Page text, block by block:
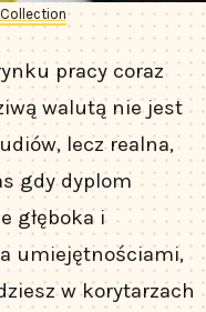
Collection
pracy coraz
walutą nie jest
lecz realna,
gdy dyplom
głęboka i
umiejętnościami,
w korytarzach